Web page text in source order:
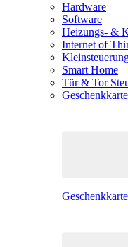
Hardware
Software
Heizungs- &
Internet of
Smart Home
Tür & Tor